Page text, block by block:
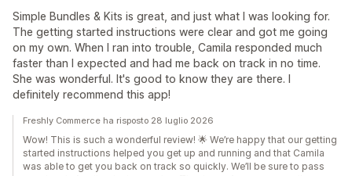
Simple Bundles & Kits is great, and just what I was looking for.
The getting started instructions were clear and got me going
on my own. When I ran into trouble, Camila responded much
faster than I expected and had me back on track in no time.
She was wonderful. It's good to know they are there. I
definitely recommend this app!
Freshly Commerce ha risposto 28 luglio 2026
Wow! This is such a wonderful review! 🌟 We’re happy that our getting
started instructions helped you get up and running and that Camila
was able to get you back on track so quickly. We’ll be sure to pass